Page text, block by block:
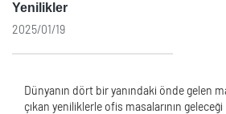
Yenilikler
2025/01/19
Dünyanın dört bir yanındaki önde gelen
çıkan yeniliklerle ofis masalarının